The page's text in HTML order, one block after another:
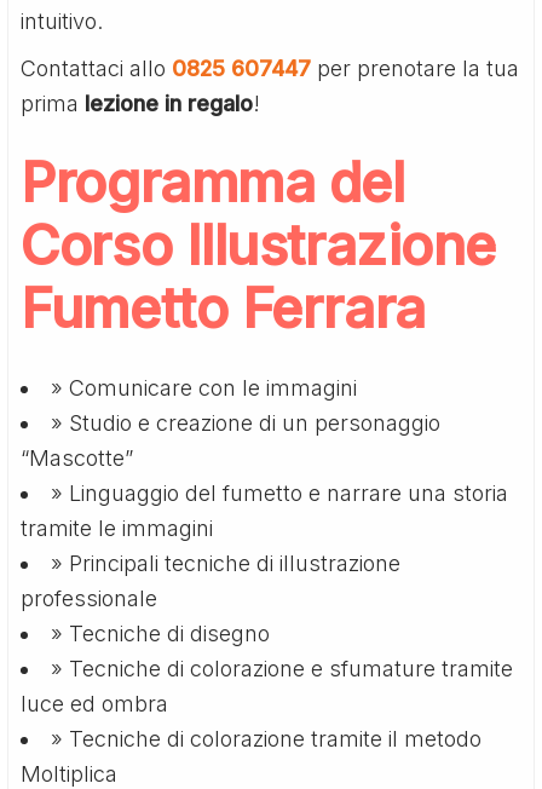
intuitivo.
Contattaci allo 0825 607447 per prenotare la tua
prima lezione in regalo!
Programma del
Corso Illustrazione
Fumetto Ferrara
» Comunicare con le immagini
» Studio e creazione di un personaggio
“Mascotte”
» Linguaggio del fumetto e narrare una storia
tramite le immagini
» Principali tecniche di illustrazione
professionale
» Tecniche di disegno
» Tecniche di colorazione e sfumature tramite
luce ed ombra
» Tecniche di colorazione tramite il metodo
Moltiplica